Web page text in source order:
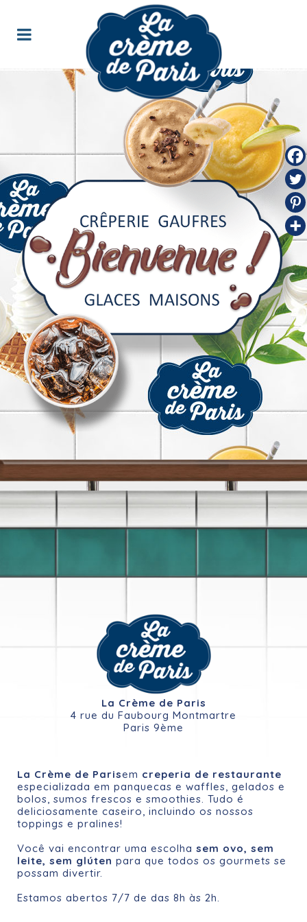
La Crème de Paris
4 rue du Faubourg Montmartre
Paris 9ème
La Crème de Parisem creperia de restaurante
especializada em panquecas e waffles, gelados e
bolos, sumos frescos e smoothies. Tudo é
deliciosamente caseiro, incluindo os nossos
toppings e pralines!
Você vai encontrar uma escolha sem ovo, sem
leite, sem glúten para que todos os gourmets se
possam divertir.
Estamos abertos 7/7 de das 8h às 2h.